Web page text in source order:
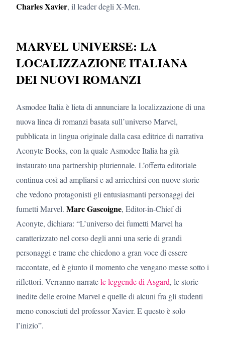
Charles Xavier, il leader degli X-Men.
MARVEL UNIVERSE: LA
LOCALIZZAZIONE ITALIANA
DEI NUOVI ROMANZI
Asmodee Italia è lieta di annunciare la localizzazione di una
nuova linea di romanzi basata sull’universo Marvel,
pubblicata in lingua originale dalla casa editrice di narrativa
Aconyte Books, con la quale Asmodee Italia ha già
instaurato una partnership pluriennale. L’offerta editoriale
continua così ad ampliarsi e ad arricchirsi con nuove storie
che vedono protagonisti gli entusiasmanti personaggi dei
fumetti Marvel. Marc Gascoigne, Editor-in-Chief di
Aconyte, dichiara: “L’universo dei fumetti Marvel ha
caratterizzato nel corso degli anni una serie di grandi
personaggi e trame che chiedono a gran voce di essere
raccontate, ed è giunto il momento che vengano messe sotto i
riflettori. Verranno narratele leggende di Asgard, le storie
inedite delle eroine Marvel e quelle di alcuni fra gli studenti
meno conosciuti del professor Xavier. E questo è solo
l’inizio”.